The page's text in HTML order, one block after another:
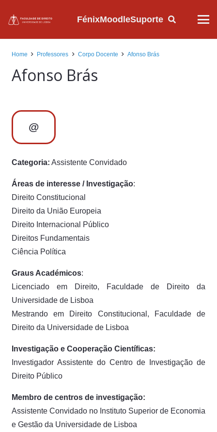
FénixMoodleSuporte
Home Professores Corpo Docente Afonso Brás
Afonso Brás
@
Categoria: Assistente Convidado
Áreas de interesse / Investigação:
Direito Constitucional
Direito da União Europeia
Direito Internacional Público
Direitos Fundamentais
Ciência Política
Graus Académicos:
Licenciado em Direito, Faculdade de Direito da
Universidade de Lisboa
Mestrando em Direito Constitucional, Faculdade de
Direito da Universidade de Lisboa
Investigação e Cooperação Científicas:
Investigador Assistente do Centro de Investigação de
Direito Público
Membro de centros de investigação:
Assistente Convidado no Instituto Superior de Economia
e Gestão da Universidade de Lisboa